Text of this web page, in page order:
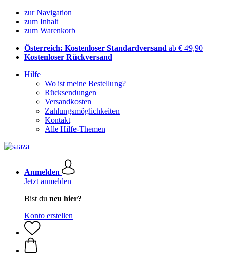
zur Navigation
zum Inhalt
zum Warenkorb
Österreich: Kostenloser Standardversand ab € 49,90
Kostenloser Rückversand
Hilfe
Wo ist meine Bestellung?
Rücksendungen
Versandkosten
Zahlungsmöglichkeiten
Kontakt
Alle Hilfe-Themen
Anmelden
Jetzt anmelden
Bist du neu hier?
Konto erstellen